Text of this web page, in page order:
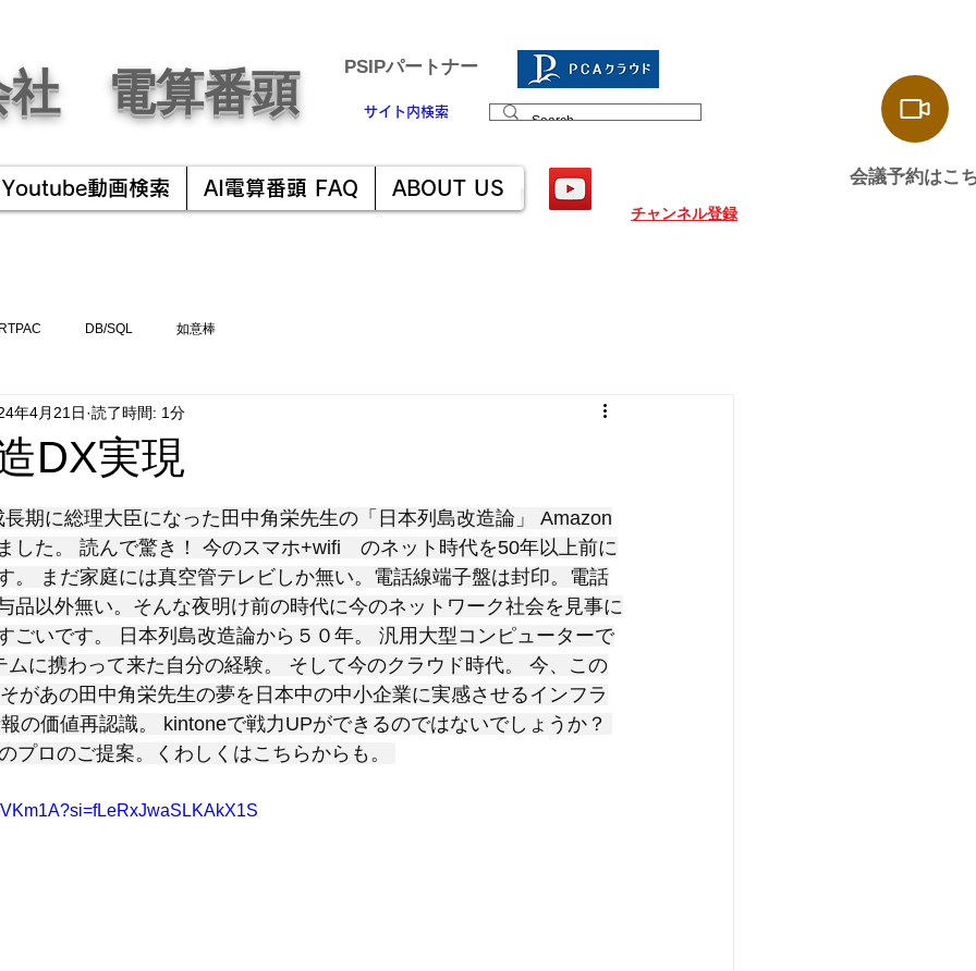
社 電算番頭 ​PSIPパートナー
サイト内検索
Youtube動画検索 AI電算番頭 FAQ ABOUT US
チャンネル登録
会議予約はこ
DB/SQL 如意棒
DX実現
年4月21日 読了時間: 1分
期に総理大臣になった田中角栄先生の「日本列島改造論」 Amazon
した。 読んで驚き！ 今のスマホ+wifi　のネット時代を50年以上前に
。 まだ家庭には真空管テレビしか無い。電話線端子盤は封印。電話
品以外無い。そんな夜明け前の時代に今のネットワーク社会を見事に
ごいです。 日本列島改造論から５０年。 汎用大型コンピューターで
ムに携わって来た自分の経験。 そして今のクラウド時代。 今、この
があの田中角栄先生の夢を日本中の中小企業に実感させるインフラ
の価値再認識。 kintoneで戦力UPができるのではないでしょうか？
プロのご提案。くわしくはこちらからも。